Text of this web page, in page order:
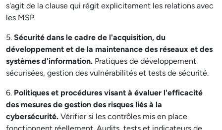
s'agit de la clause qui régit explicitement les relations avec
les MSP.
5. Sécurité dans le cadre de l'acquisition, du
développement et de la maintenance des réseaux et des
systèmes d'information. Pratiques de développement
sécurisées, gestion des vulnérabilités et tests de sécurité.
6. Politiques et procédures visant à évaluer l'efficacité
des mesures de gestion des risques liés à la
cybersécurité. Vérifier si les contrôles mis en place